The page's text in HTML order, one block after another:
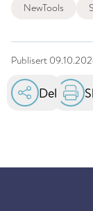
NewTools
Publisert
Del